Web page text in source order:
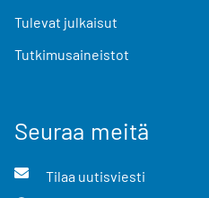
Tulevat julkaisut
Tutkimusaineistot
Seuraa meitä
Tilaa uutisviesti